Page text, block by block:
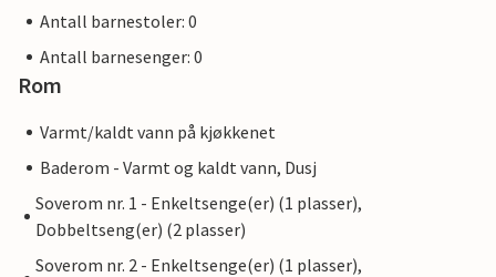
Antall barnestoler: 0
Antall barnesenger: 0
Rom
Varmt/kaldt vann på kjøkkenet
Baderom - Varmt og kaldt vann, Dusj
Soverom nr. 1 - Enkeltsenge(er) (1 plasser),
Dobbeltseng(er) (2 plasser)
Soverom nr. 2 - Enkeltsenge(er) (1 plasser),